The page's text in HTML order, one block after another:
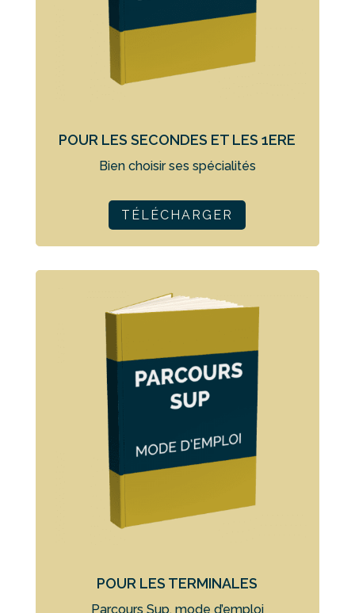
POUR LES SECONDES ET LES 1ERE
Bien choisir ses spécialités
TÉLÉCHARGER
POUR LES TERMINALES
Parcours Sup, mode d’emploi